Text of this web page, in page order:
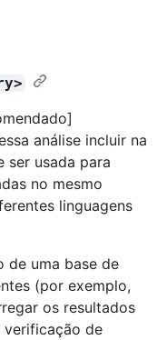
análise incluir na
ser usada para
no mesmo
linguagens
de uma base de
(por exemplo,
os resultados
verificação de